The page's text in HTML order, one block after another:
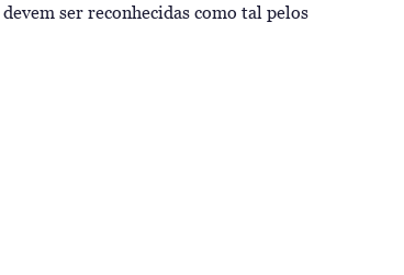
ser reconhecidas como tal pelos